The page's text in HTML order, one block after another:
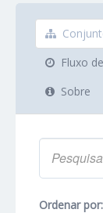
Sobre
Fluxo
Sobre
Ordenar por